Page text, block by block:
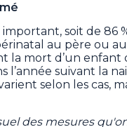
soit de 86
au père ou au
la mort d’un enfant
suivant la
selon les cas,
des mesures